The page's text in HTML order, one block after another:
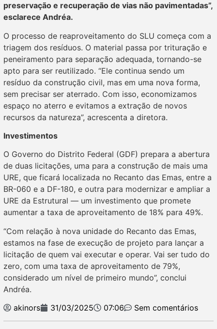
preservação e recuperação de vias não pavimentadas”,
esclarece Andréa.
O processo de reaproveitamento do SLU começa com a
triagem dos resíduos. O material passa por trituração e
peneiramento para separação adequada, tornando-se
apto para ser reutilizado. “Ele continua sendo um
resíduo da construção civil, mas em uma nova forma,
sem precisar ser aterrado. Com isso, economizamos
espaço no aterro e evitamos a extração de novos
recursos da natureza”, acrescenta a diretora.
Investimentos
O Governo do Distrito Federal (GDF) prepara a abertura
de duas licitações, uma para a construção de mais uma
URE, que ficará localizada no Recanto das Emas, entre a
BR-060 e a DF-180, e outra para modernizar e ampliar a
URE da Estrutural — um investimento que promete
aumentar a taxa de aproveitamento de 18% para 49%.
“Com relação à nova unidade do Recanto das Emas,
estamos na fase de execução de projeto para lançar a
licitação de quem vai executar e operar. Vai ser tudo do
zero, com uma taxa de aproveitamento de 79%,
considerado um nível de primeiro mundo”, conclui
Andréa.
akinors
31/03/2025 07:06 Sem comentários